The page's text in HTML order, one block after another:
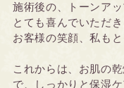
施術後の、トーンア
とても喜んでいただき
お客様の笑顔、私も
これからは、お肌の
で、しっかりと保湿